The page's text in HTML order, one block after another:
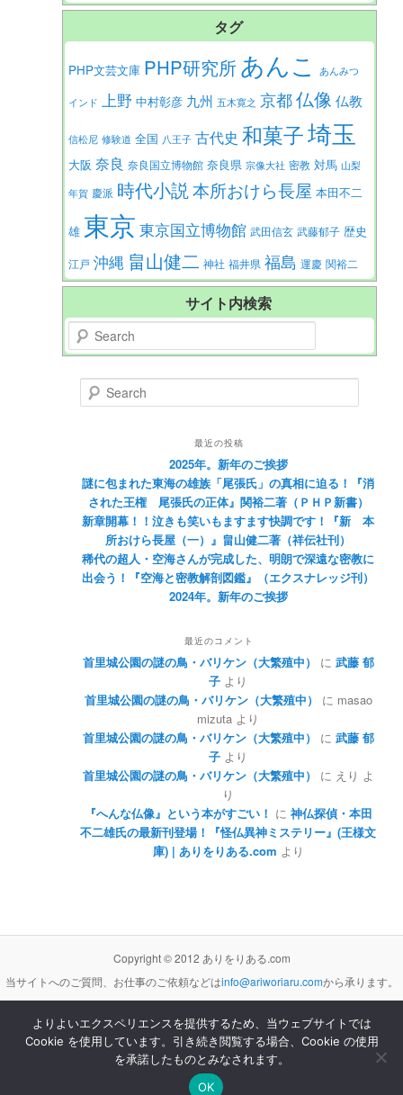
タグ
PHP文芸文庫 PHP研究所あんこ あんみつ
インド 上野 中村彰彦 九州 五木寛之 京都仏像 仏教
信松尼 修験道 全国 八王子 古代史 和菓子埼玉
大阪 奈良 奈良国立博物館 奈良県 宗像大社 密教 対馬 山梨
年賀 慶派 時代小説本所おけら長屋 本田不二
雄 東京 東京国立博物館 武田信玄 武藤郁子 歴史
江戸 沖縄 畠山健二 神社 福井県 福島 運慶 関裕二
サイト内検索
Search
Search
最近の投稿
2025年。新年のご挨拶
謎に包まれた東海の雄族「尾張氏」の真相に迫る！『消
された王権 尾張氏の正体』関裕二著（ＰＨＰ新書）
新章開幕！！泣きも笑いもますます快調です！『新 本
所おけら長屋（一）』畠山健二著（祥伝社刊）
稀代の超人・空海さんが完成した、明朗で深遠な密教に
出会う！『空海と密教解剖図鑑』（エクスナレッジ刊）
2024年。新年のご挨拶
最近のコメント
首里城公園の謎の鳥・バリケン（大繁殖中） に 武藤 郁
子 より
首里城公園の謎の鳥・バリケン（大繁殖中）
に masao
mizuta より
首里城公園の謎の鳥・バリケン（大繁殖中）
に 武藤 郁
子 より
首里城公園の謎の鳥・バリケン（大繁殖中）
に えり よ
り
『へんな仏像』という本がすごい！ に 神仏探偵・本田
不二雄氏の最新刊登場！『怪仏異神ミステリー』(王様文
庫) | ありをりある.com より
Copyright © 2012 ありをりある.com
当サイトへのご質問、お仕事のご依頼などはinfo@ariworiaru.comから承ります。
本サイトの記事・内容は クリエイティブ・コモンズ 表示 - 非営利 - 改変禁止 3.0 非移植 ライセンス
の下に提供します。
Proudly powered by WordPress
よりよいエクスペリエンスを提供するため、当ウェブサイトでは
Cookie を使用しています。引き続き閲覧する場合、Cookie の使用
を承諾したものとみなされます。
OK